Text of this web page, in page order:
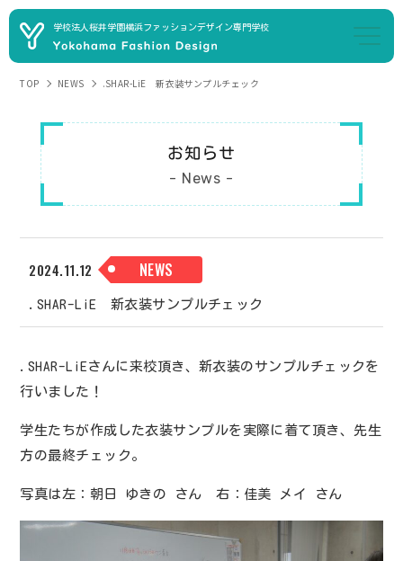
学校法人桜井学園横浜ファッションデザイン専門学校
TOP NEWS .SHAR-LiE 新衣装サンプルチェック
お知らせ
- News -
2024.11.12 NEWS
.SHAR-LiE 新衣装サンプルチェック
.SHAR-LiEさんに来校頂き、新衣装のサンプルチェックを
行いました！
学生たちが作成した衣装サンプルを実際に着て頂き、先生
方の最終チェック。
写真は左：朝日 ゆきの さん 右：佳美 メイ さん